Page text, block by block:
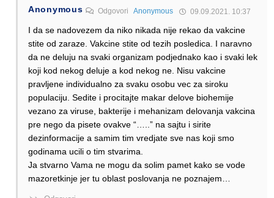
Anonymous OdgovoriAnonymous 09.09.2021. 10:37
I da se nadovezem da niko nikada nije rekao da vakcine
stite od zaraze. Vakcine stite od tezih posledica. I naravno
da ne deluju na svaki organizam podjednako kao i svaki lek
koji kod nekog deluje a kod nekog ne. Nisu vakcine
pravljene individualno za svaku osobu vec za siroku
populaciju. Sedite i procitajte makar delove biohemije
vezano za viruse, bakterije i mehanizam delovanja vakcina
pre nego da pisete ovakve “…..” na sajtu i sirite
dezinformacije a samim tim vredjate sve nas koji smo
godinama ucili o tim stvarima.
Ja stvarno Vama ne mogu da solim pamet kako se vode
mazoretkinje jer tu oblast poslovanja ne poznajem…